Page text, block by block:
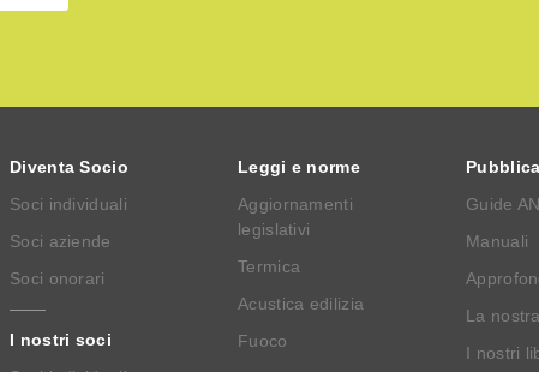
Diventa Socio
Soci individuali
Soci aziende
Soci onorari
I nostri soci
Leggi e norme
Aggiornamenti
legislativi
Termica
Acustica edilizia
Fuoco
Guide
Manuali
La
I nostri